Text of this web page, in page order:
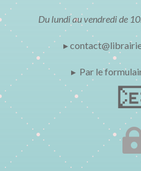
Du lundi au vendredi de
▸
▸ Par le